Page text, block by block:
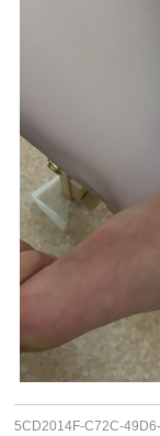
5CD2014F-C72C-